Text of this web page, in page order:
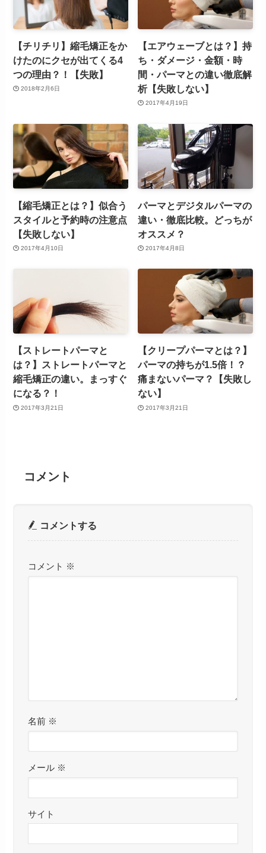
【チリチリ】縮毛矯正をか
けたのにクセが出てくる4
つの理由？！【失敗】
2018年2月6日
【エアウェーブとは？】持
ち・ダメージ・金額・時
間・パーマとの違い徹底解
析【失敗しない】
2017年4月19日
【縮毛矯正とは？】似合う
スタイルと予約時の注意点
【失敗しない】
2017年4月10日
パーマとデジタルパーマの
違い・徹底比較。どっちが
オススメ？
2017年4月8日
【ストレートパーマと
は？】ストレートパーマと
縮毛矯正の違い。まっすぐ
になる？！
2017年3月21日
【クリープパーマとは？】
パーマの持ちが1.5倍！？
痛まないパーマ？【失敗し
ない】
2017年3月21日
コメント
コメントする
コメント ※
名前 ※
メール ※
サイト